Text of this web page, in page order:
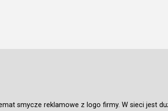
smycze reklamowe z logo firmy. W sieci jest